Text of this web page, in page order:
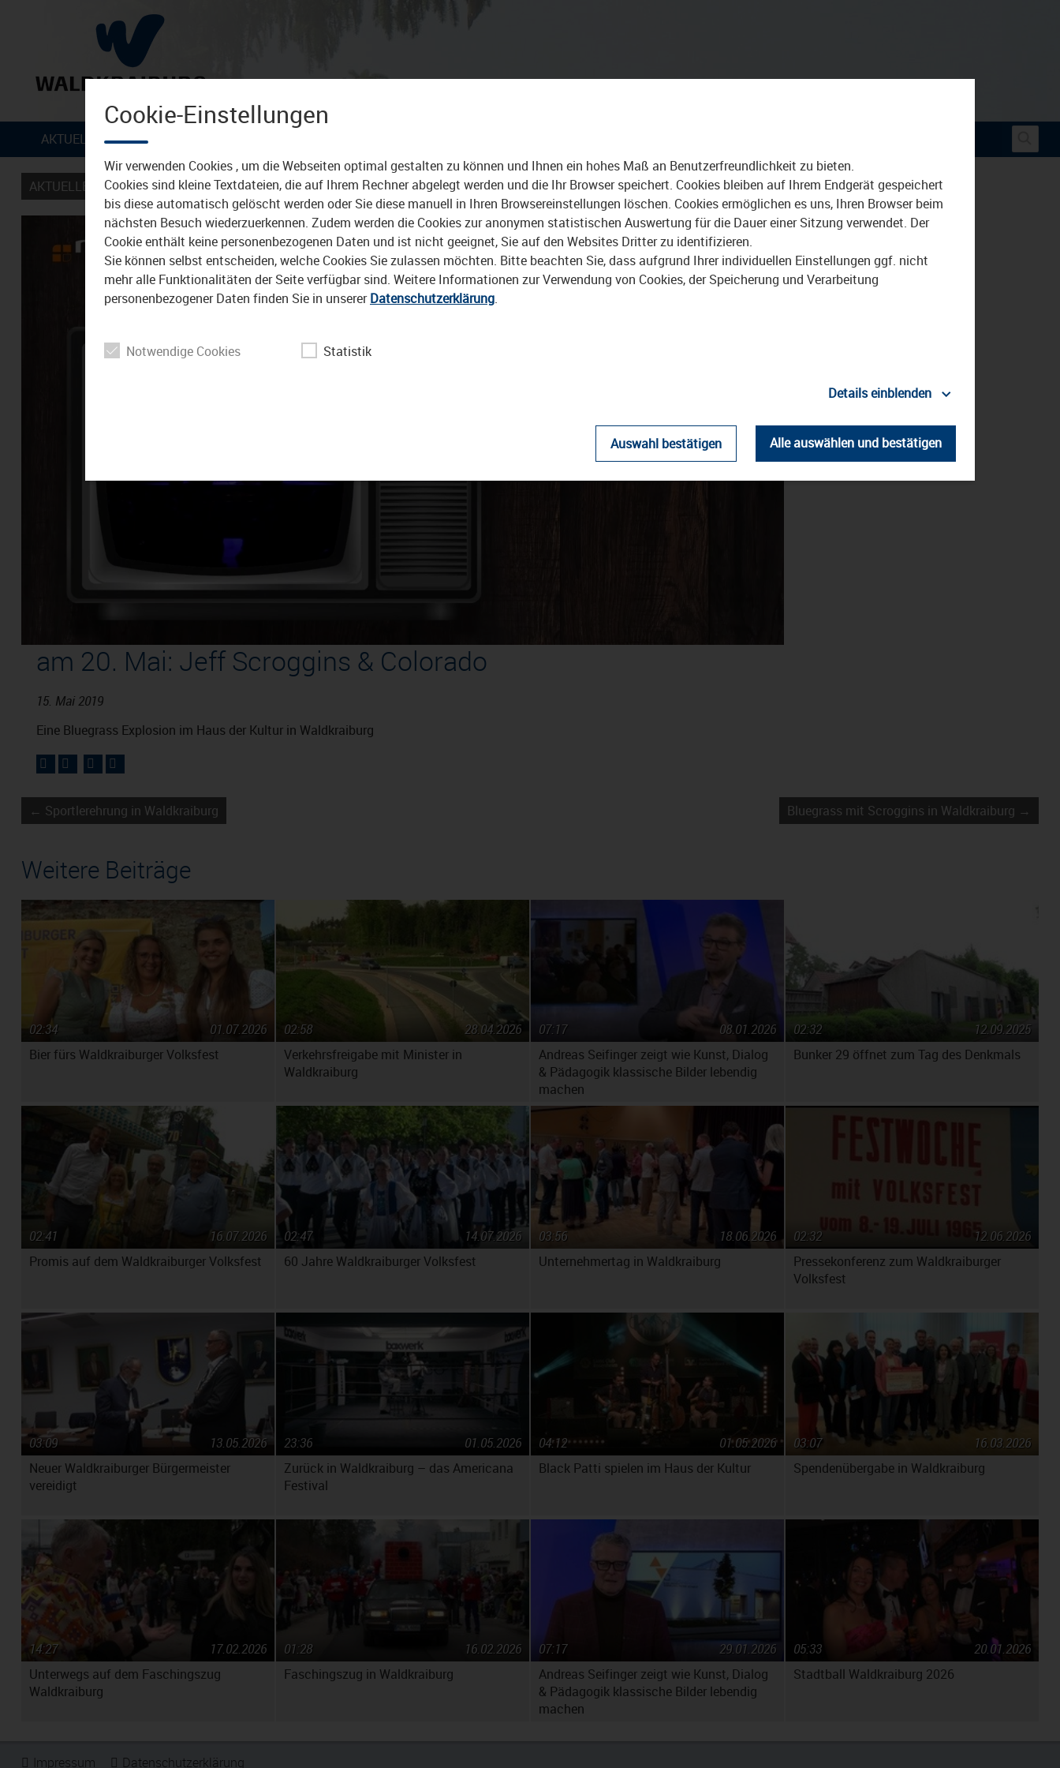
Zum Inhalt
AKTUELLES
AKTUELLES VERANSTALTUNGEN
Video
am 20. Mai: Jeff Scroggins & Colorado
15. Mai 2019
Eine Bluegrass Explosion im Haus der Kultur in Waldkraiburg
← Sportlerehrung in Waldkraiburg Bluegrass mit Scroggins in Waldkraiburg →
Weitere Beiträge
Bier fürs Waldkraiburger Volksfest
01.07.2026
02:34
Verkehrsfreigabe mit Minister in
Waldkraiburg
28.04.2026
02:58
Andreas Seifinger zeigt wie Kunst, Dialog
& Pädagogik klassische Bilder lebendig
machen
08.01.2026
07:17
Bunker 29 öffnet zum Tag des Denkmals
12.09.2025
02:32
Promis auf dem Waldkraiburger Volksfest
16.07.2026
02:41
60 Jahre Waldkraiburger Volksfest
14.07.2026
02:47
Unternehmertag in Waldkraiburg
18.06.2026
03:56
Pressekonferenz zum Waldkraiburger
Volksfest
12.06.2026
02:32
Neuer Waldkraiburger Bürgermeister
vereidigt
13.05.2026
03:09
Zurück in Waldkraiburg – das Americana
Festival
01.05.2026
23:36
Black Patti spielen im Haus der Kultur
01.05.2026
04:12
Spendenübergabe in Waldkraiburg
16.03.2026
03:07
Unterwegs auf dem Faschingszug
Waldkraiburg
17.02.2026
14:27
Faschingszug in Waldkraiburg
16.02.2026
01:28
Andreas Seifinger zeigt wie Kunst, Dialog
& Pädagogik klassische Bilder lebendig
machen
29.01.2026
07:17
Stadtball Waldkraiburg 2026
20.01.2026
05:33
Impressum Datenschutzerklärung
Cookie-Einstellungen
Wir verwenden Cookies , um die Webseiten optimal gestalten zu können und Ihnen ein hohes Maß an Benutzerfreundlichkeit zu bieten.
Cookies sind kleine Textdateien, die auf Ihrem Rechner abgelegt werden und die Ihr Browser speichert. Cookies bleiben auf Ihrem Endgerät gespeichert
bis diese automatisch gelöscht werden oder Sie diese manuell in Ihren Browsereinstellungen löschen. Cookies ermöglichen es uns, Ihren Browser beim
nächsten Besuch wiederzuerkennen. Zudem werden die Cookies zur anonymen statistischen Auswertung für die Dauer einer Sitzung verwendet. Der
Cookie enthält keine personenbezogenen Daten und ist nicht geeignet, Sie auf den Websites Dritter zu identifizieren.
Sie können selbst entscheiden, welche Cookies Sie zulassen möchten. Bitte beachten Sie, dass aufgrund Ihrer individuellen Einstellungen ggf. nicht
mehr alle Funktionalitäten der Seite verfügbar sind. Weitere Informationen zur Verwendung von Cookies, der Speicherung und Verarbeitung
personenbezogener Daten finden Sie in unsererDatenschutzerklärung.
Notwendige Cookies Statistik
Details einblenden
Auswahl bestätigen Alle auswählen und bestätigen